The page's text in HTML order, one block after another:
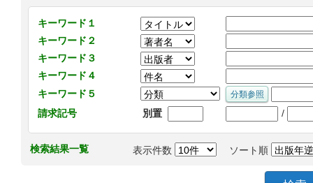
キーワード１
キーワード２
キーワード３
キーワード４
キーワード５
請求記号
別置 /
検索結果一覧 表示件数 ソート順